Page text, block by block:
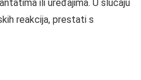
ili uređajima. U slučaju
reakcija, prestati s